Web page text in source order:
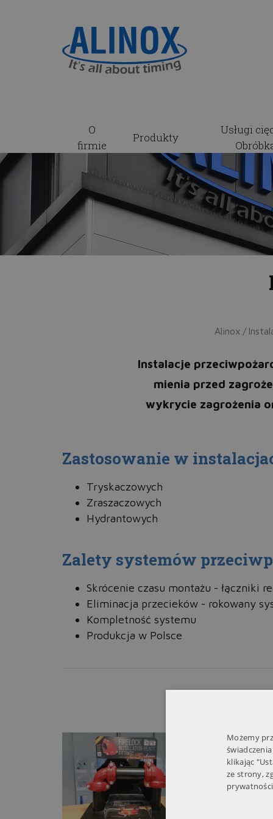
O
firmie
Produkty
Usługi
Alinox /
Instalacje
mienia przed
wykrycie zagrożenia
Zastosowanie w
Tryskaczowych
Zraszaczowych
Hydrantowych
Zalety systemów
Skrócenie czasu montażu - łączniki
Eliminacja przecieków - rokowany
Kompletność systemu
Produkcja w Polsce
Możemy
klikając
ze strony,